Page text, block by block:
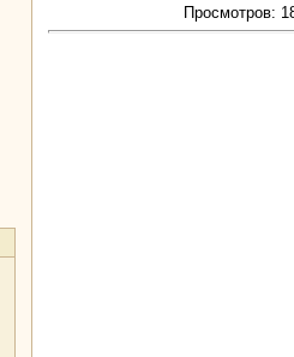
Просмотров: